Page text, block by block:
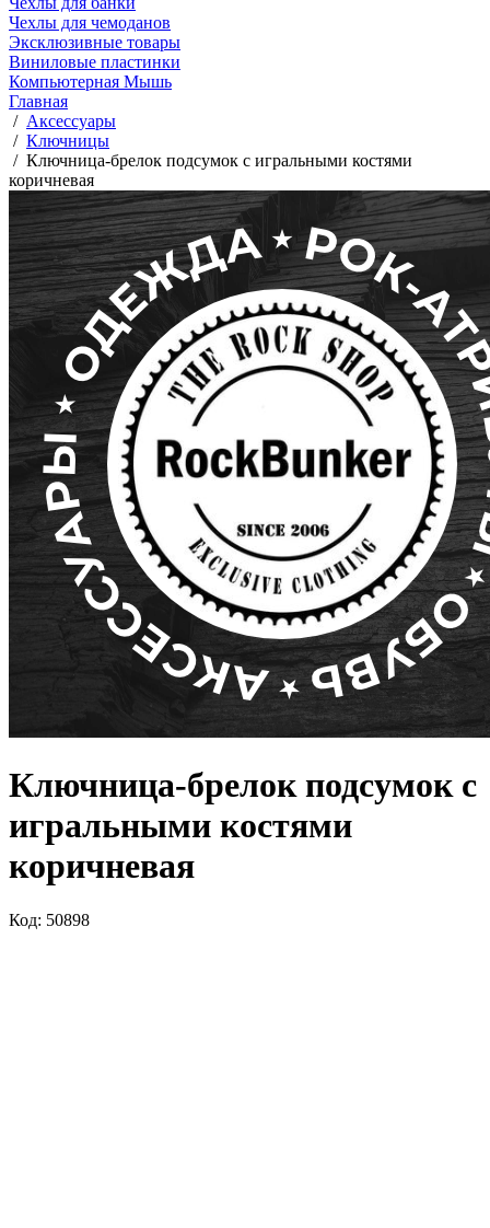
Чехлы для чемоданов
Эксклюзивные товары
Виниловые пластинки
Компьютерная Мышь
Главная
/ Аксессуары
/ Ключницы
/ Ключница-брелок подсумок с игральными костями
коричневая
Ключница-брелок подсумок с
игральными костями
коричневая
Код: 50898